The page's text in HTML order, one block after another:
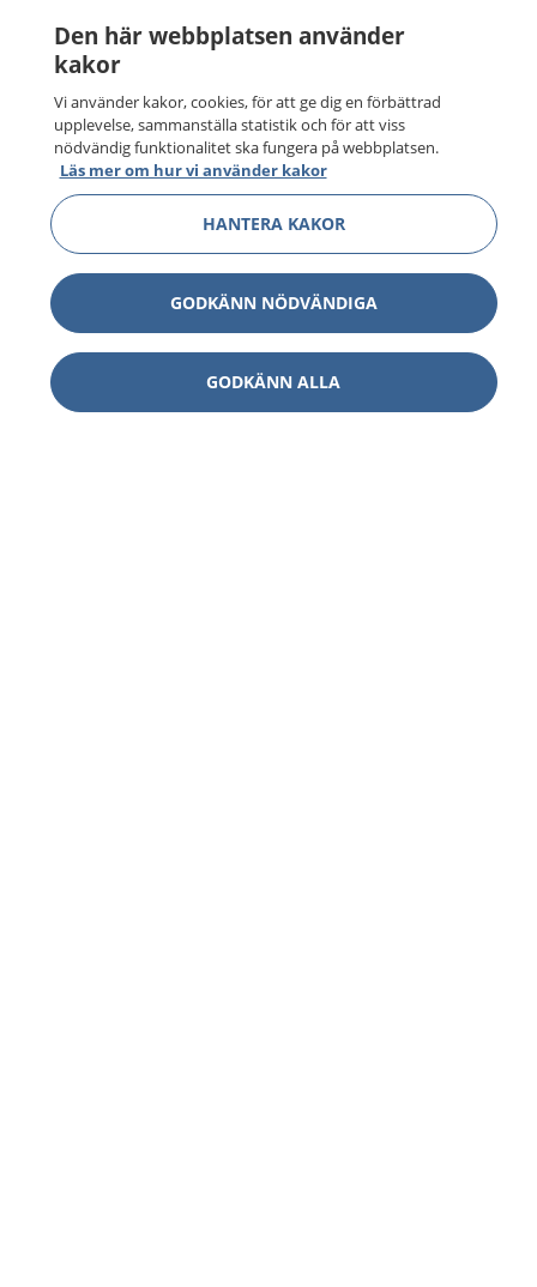
Den här webbplatsen använder
kakor
Vi använder kakor, cookies, för att ge dig en förbättrad
upplevelse, sammanställa statistik och för att viss
nödvändig funktionalitet ska fungera på webbplatsen.
Läs mer om hur vi använder kakor
HANTERA KAKOR
GODKÄNN NÖDVÄNDIGA
GODKÄNN ALLA